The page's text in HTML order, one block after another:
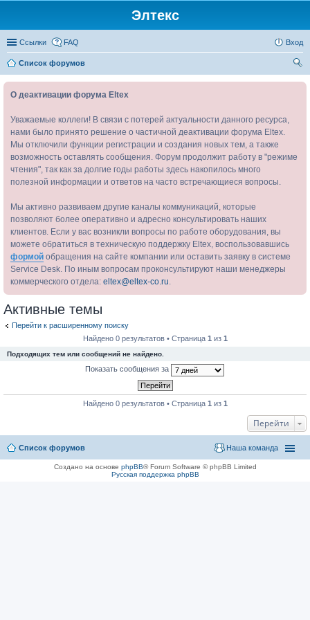
Элтекс
Ссылки FAQ Вход
Список форумов
О деактивации форума Eltex
Уважаемые коллеги! В связи с потерей актуальности данного ресурса,
нами было принято решение о частичной деактивации форума Eltex.
Мы отключили функции регистрации и создания новых тем, а также
возможность оставлять сообщения. Форум продолжит работу в "режиме
чтения", так как за долгие годы работы здесь накопилось много
полезной информации и ответов на часто встречающиеся вопросы.
Мы активно развиваем другие каналы коммуникаций, которые
позволяют более оперативно и адресно консультировать наших
клиентов. Если у вас возникли вопросы по работе оборудования, вы
можете обратиться в техническую поддержку Eltex, воспользовавшись
формой обращения на сайте компании или оставить заявку в системе
Service Desk. По иным вопросам проконсультируют наши менеджеры
коммерческого отдела: eltex@eltex-co.ru.
Активные темы
Перейти к расширенному поиску
Найдено 0 результатов • Страница 1 из 1
Подходящих тем или сообщений не найдено.
Показать сообщения за
Найдено 0 результатов • Страница 1 из 1
Перейти
Список форумов Наша команда
Создано на основе phpBB® Forum Software © phpBB Limited
Русская поддержка phpBB